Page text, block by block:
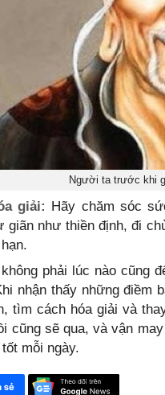
Người ta trước khi
giải: Hãy chăm sóc
giãn như thiền định, đi
phải lúc nào cũng
nhận thấy những điềm
tìm cách hóa giải và
cũng sẽ qua, và vận
mỗi ngày.